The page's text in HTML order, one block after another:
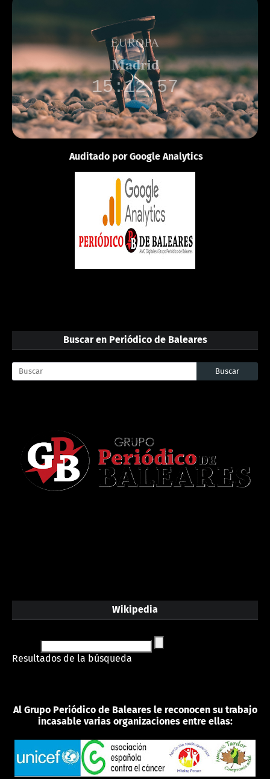
EUROPA
Madrid
15:12:57
Auditado por Google Analytics
Buscar en Periódico de Baleares
Wikipedia
Resultados de la búsqueda
Al Grupo Periódico de Baleares le reconocen su trabajo
incasable varias organizaciones entre ellas: